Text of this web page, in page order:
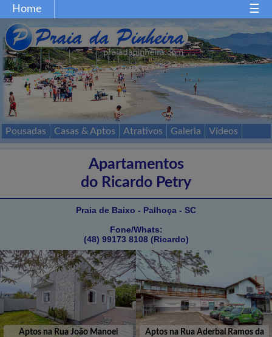
Home
Home Gastronomia
Esportes
Mapa Acessos
Pousadas Casas & Aptos Atrativos Galeria
Vídeos
Apartamentos
do Ricardo Petry
Praia de Baixo - Palhoça - SC
Fone/Whats:
(48) 99173 8108 (Ricardo)
Aptos na Rua João Manoel
Aptos na Rua Aderbal Ramos da